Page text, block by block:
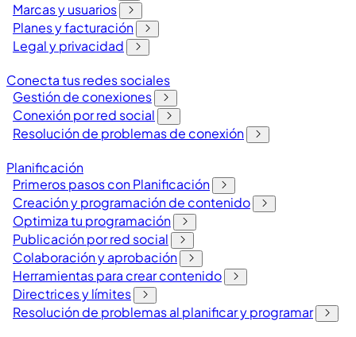
Marcas y usuarios
Planes y facturación
Legal y privacidad
Conecta tus redes sociales
Gestión de conexiones
Conexión por red social
Resolución de problemas de conexión
Planificación
Primeros pasos con Planificación
Creación y programación de contenido
Optimiza tu programación
Publicación por red social
Colaboración y aprobación
Herramientas para crear contenido
Directrices y límites
Resolución de problemas al planificar y programar